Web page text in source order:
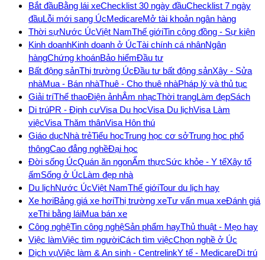
Bắt đầuBằng lái xeChecklist 30 ngày đầuChecklist 7 ngày
đầuLỗi mới sang ÚcMedicareMở tài khoản ngân hàng
Thời sựNước ÚcViệt NamThế giớiTin cộng đồng - Sự kiện
Kinh doanhKinh doanh ở ÚcTài chính cá nhânNgân
hàngChứng khoánBảo hiểmĐầu tư
Bất động sảnThị trường ÚcĐầu tư bất động sảnXây - Sửa
nhàMua - Bán nhàThuê - Cho thuê nhàPháp lý và thủ tục
Giải tríThể thaoĐiện ảnhÂm nhạcThời trangLàm đẹpSách
Di trúPR - Định cưVisa Du họcVisa Du lịchVisa Làm
việcVisa Thăm thânVisa Hôn thú
Giáo dụcNhà trẻTiểu họcTrung học cơ sởTrung học phổ
thôngCao đẳng nghềĐại học
Đời sống ÚcQuán ăn ngonẨm thựcSức khỏe - Y tếXây tổ
ấmSống ở ÚcLàm đẹp nhà
Du lịchNước ÚcViệt NamThế giớiTour du lịch hay
Xe hơiBảng giá xe hơiThị trường xeTư vấn mua xeĐánh giá
xeThi bằng láiMua bán xe
Công nghệTin công nghệSản phẩm hayThủ thuật - Mẹo hay
Việc làmViệc tìm ngườiCách tìm việcChọn nghề ở Úc
Dịch vụViệc làm & An sinh - CentrelinkY tế - MedicareDi trú